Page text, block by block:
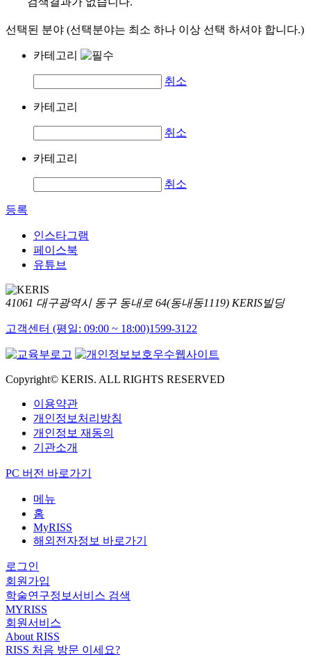
선택된 분야 (선택분야는 최소 하나 이상 선택 하셔야 합니다.)
카테고리
취소
카테고리
취소
카테고리
취소
등록
인스타그램
페이스북
유튜브
41061 대구광역시 동구 동내로 64(동내동1119) KERIS빌딩
고객센터 (평일: 09:00 ~ 18:00)1599-3122
Copyright© KERIS. ALL RIGHTS RESERVED
이용약관
개인정보처리방침
개인정보 재동의
기관소개
PC 버전 바로가기
메뉴
홈
MyRISS
해외전자정보 바로가기
로그인
회원가입
학술연구정보서비스 검색
MYRISS
회원서비스
About RISS
RISS 처음 방문 이세요?